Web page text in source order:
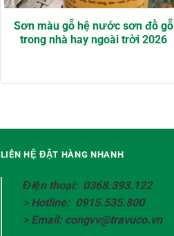
Sơn màu gỗ hệ nước sơn đồ gỗ
trong nhà hay ngoài trời 2026
LIÊN HỆ ĐẶT HÀNG NHANH
Điện thoại: 0368.393.122
> Hotline: 0915.535.800
> Email: congvv@travuco.vn